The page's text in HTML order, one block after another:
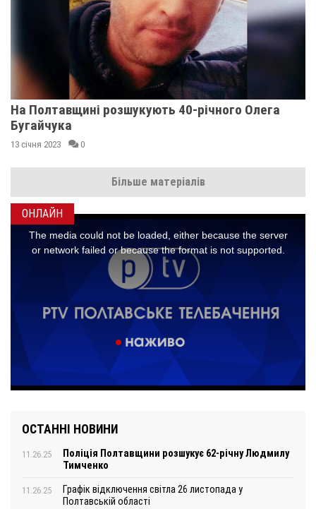
ОНЛАЙН
ОСТАННІ НОВИНИ
11.26.25
Поліція Полтавщини розшукує 62-річну Людмилу
Тимченко
11.26.25
Графік відключення світла 26 листопада у
Полтавській області
На Полтавщині розшукують 40-річного Олега
Бугайчука
13 січня 2023 0
Більше матеріалів